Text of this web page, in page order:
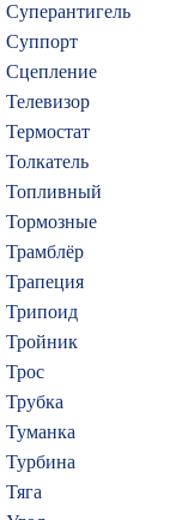
Суперантигель
Суппорт
Сцепление
Телевизор
Термостат
Толкатель
Топливный
Тормозные
Трамблёр
Трапеция
Трипоид
Тройник
Трос
Трубка
Туманка
Турбина
Тяга